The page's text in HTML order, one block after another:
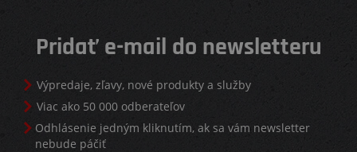
Pridať e-mail do newsletteru
Výpredaje, zľavy, nové produkty a služby
Viac ako 50 000 odberateľov
Odhlásenie jedným kliknutím, ak sa vám newsletter
nebude páčiť